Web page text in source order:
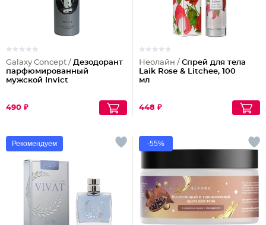
Galaxy Concept / Дезодорант
парфюмированный
мужской Invict
490 ₽
Неолайн / Спрей для тела
Laik Rose & Litchee, 100
мл
448 ₽
Рекомендуем -55%